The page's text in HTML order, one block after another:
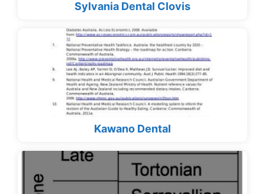
Sylvania Dental Clovis
Kawano Dental